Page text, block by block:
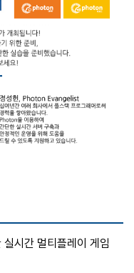
시간 멀티플레이 게임